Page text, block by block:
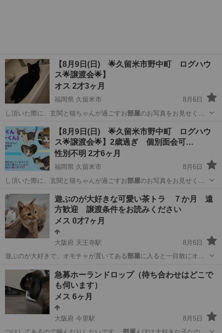
【8月9日(日) 🌟久留米市野中町 ログハウ
ス🌟譲渡会🌟】
オス 2才3ヶ月
福岡県 久留米市
8月6日
し頂いた際に、玄関と猫ちゃんが過ごすお部屋のお写真をお見せくだ
福岡 久留米市 猫 去勢手術
【8月9日(日) 🌟久留米市野中町 ログハウ
ス🌟譲渡会🌟】2歳過ぎ 個別面会可…
性別不明 2才6ヶ月
福岡県 久留米市
8月6日
し頂いた際に、玄関と猫ちゃんが過ごすお部屋のお写真をお見せくだ
福岡 久留米市 インスタ
遊ぶのが大好きな可愛い茶トラ ７か月 遠
方歓迎 譲渡条件をお読みください
メス 0才7ヶ月
大阪府 天王寺駅
8月6日
遊ぶのが大好きで、オモチャが置いてある部屋に入ると一目散にオモ
大阪 大阪市 天王寺駅 猫 性格
急募ホーランドロップ（待ち合わせはどこで
も伺います）
メス 6ヶ月
大阪府 今里駅
8月5日